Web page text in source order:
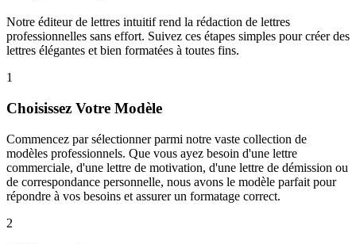
Notre éditeur de lettres intuitif rend la rédaction de lettres
professionnelles sans effort. Suivez ces étapes simples pour créer des
lettres élégantes et bien formatées à toutes fins.
1
Choisissez Votre Modèle
Commencez par sélectionner parmi notre vaste collection de
modèles professionnels. Que vous ayez besoin d'une lettre
commerciale, d'une lettre de motivation, d'une lettre de démission ou
de correspondance personnelle, nous avons le modèle parfait pour
répondre à vos besoins et assurer un formatage correct.
2